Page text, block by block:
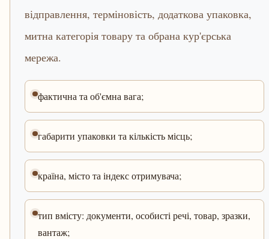
відправлення, терміновість, додаткова упаковка,
митна категорія товару та обрана кур'єрська
мережа.
фактична та об'ємна вага;
габарити упаковки та кількість місць;
країна, місто та індекс отримувача;
тип вмісту: документи, особисті речі, товар, зразки,
вантаж;